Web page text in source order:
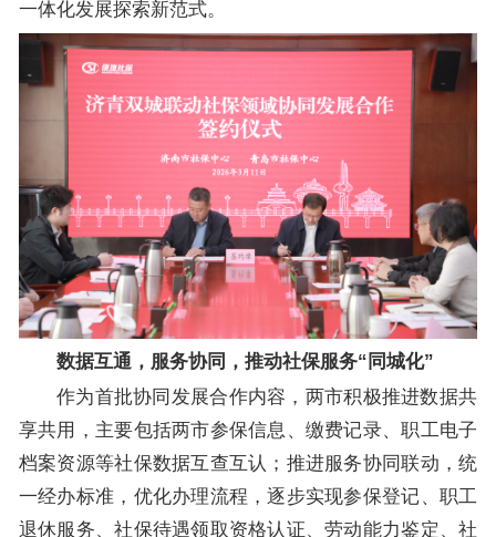
一体化发展探索新范式。
数据互通，服务协同，推动社保服务“同城化”
作为首批协同发展合作内容，两市积极推进数据共
享共用，主要包括两市参保信息、缴费记录、职工电子
档案资源等社保数据互查互认；推进服务协同联动，统
一经办标准，优化办理流程，逐步实现参保登记、职工
退休服务、社保待遇领取资格认证、劳动能力鉴定、社